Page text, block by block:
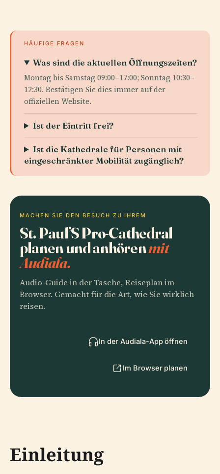
HÄUFIGE FRAGEN
Was sind die aktuellen Öffnungszeiten?
Montag bis Samstag 09:00–17:00; Sonntag 10:30–
12:30. Bestätigen Sie dies immer auf der
offiziellen Website.
Ist der Eintritt frei?
Ist die Kathedrale für Personen mit
eingeschränkter Mobilität zugänglich?
MACHEN SIE DEN BESUCH ZU IHREM
St. Paul’S Pro-Cathedral
planen und anhörenmit
Audiala.
Audio-Guide in der Tasche, Reiseplan im
Browser. Gemacht für die Art, wie Sie wirklich
reisen.
In der Audiala-App öffnen
Im Browser planen
Einleitung